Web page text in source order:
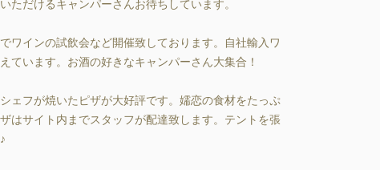
ただけるキャンパーさんお待ちしています。
ワインの試飲会など開催致しております。自社輸入ワ
ています。お酒の好きなキャンパーさん大集合！
ェフが焼いたピザが大好評です。嬬恋の食材をたっぷ
はサイト内までスタッフが配達致します。テントを張